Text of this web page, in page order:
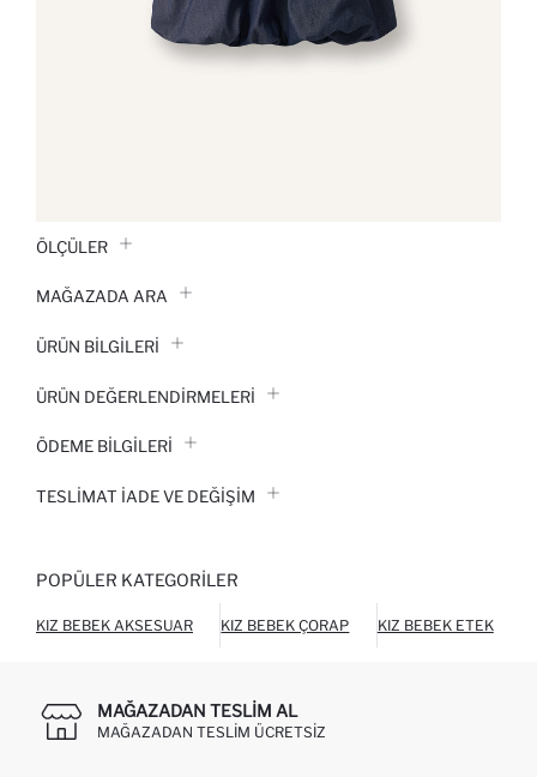
ÖLÇÜLER
MAĞAZADA ARA
ÜRÜN BILGILERI
ÜRÜN DEĞERLENDİRMELERİ
ÖDEME BİLGİLERİ
TESLIMAT İADE VE DEĞIŞIM
POPÜLER KATEGORILER
KIZ BEBEK AKSESUAR KIZ BEBEK ÇORAP KIZ BEBEK ETEK
MAĞAZADAN TESLIM AL
MAĞAZADAN TESLIM ÜCRETSIZ